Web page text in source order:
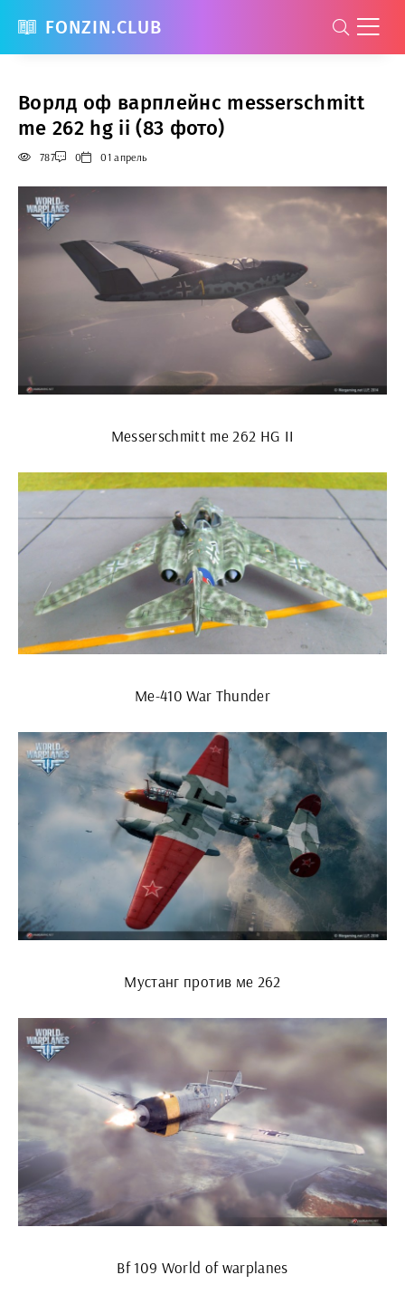
FONZIN.CLUB
Ворлд оф варплейнс messerschmitt
me 262 hg ii (83 фото)
787 0 01 апрель
Messerschmitt me 262 HG II
Ме-410 War Thunder
Мустанг против ме 262
Bf 109 World of warplanes